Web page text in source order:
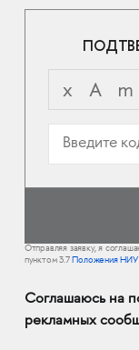
Отправляя заявку, я
пунктом 3.7Положения
Соглашаюсь на
рекламных